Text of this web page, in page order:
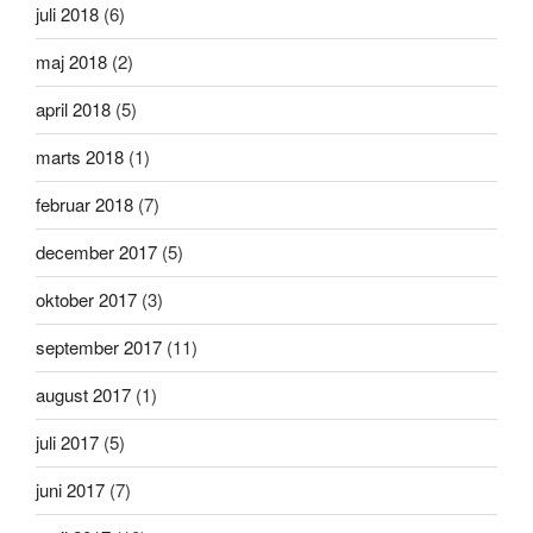
juli 2018 (6)
maj 2018 (2)
april 2018 (5)
marts 2018 (1)
februar 2018 (7)
december 2017 (5)
oktober 2017 (3)
september 2017 (11)
august 2017 (1)
juli 2017 (5)
juni 2017 (7)